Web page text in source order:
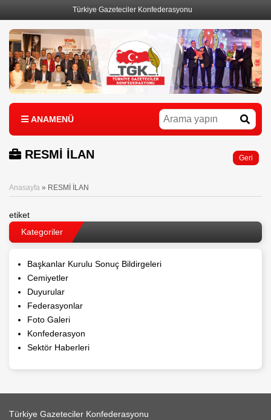
Türkiye Gazeteciler Konfederasyonu
1
ANAMENÜ
RESMİ İLAN Geri
Anasayfa » RESMİ İLAN
etiket
Kategoriler
Başkanlar Kurulu Sonuç Bildirgeleri
Cemiyetler
Duyurular
Federasyonlar
Foto Galeri
Konfederasyon
Sektör Haberleri
Türkiye Gazeteciler Konfederasyonu